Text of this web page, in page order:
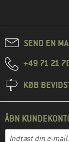
SEND EN
+49 71 21
KØB
ÅBN
E-mail-adresse
Indtast din e-